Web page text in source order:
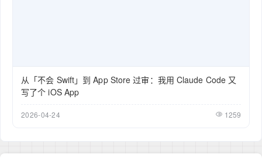
从「不会 Swift」到 App Store 过审：我用 Claude Code 又
写了个 iOS App
2026-04-24 1259